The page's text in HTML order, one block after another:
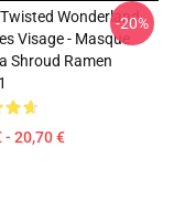
Wonderland
Visage - Masque
Shroud Ramen
- 20,70 €
-20%